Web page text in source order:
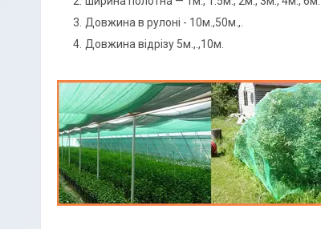
Довжина в рулоні - 10м.,50м.,.
Довжина відрізу 5м.,.,10м.